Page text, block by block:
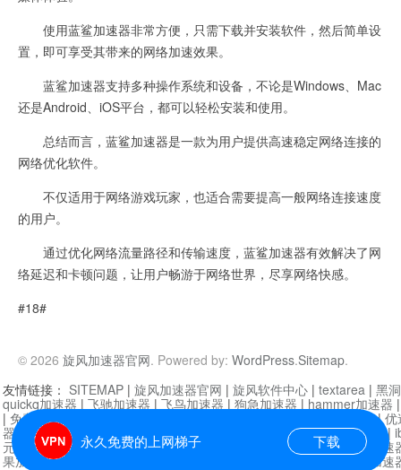
使用蓝鲨加速器非常方便，只需下载并安装软件，然后简单设
置，即可享受其带来的网络加速效果。
蓝鲨加速器支持多种操作系统和设备，不论是Windows、Mac
还是Android、iOS平台，都可以轻松安装和使用。
总结而言，蓝鲨加速器是一款为用户提供高速稳定网络连接的
网络优化软件。
不仅适用于网络游戏玩家，也适合需要提高一般网络连接速度
的用户。
通过优化网络流量路径和传输速度，蓝鲨加速器有效解决了网
络延迟和卡顿问题，让用户畅游于网络世界，尽享网络快感。
#18#
© 2026 旋风加速器官网. Powered by: WordPress.Sitemap.
永久免费的上网梯子 下载
友情链接： SITEMAP | 旋风加速器官网 | 旋风软件中心 | textarea | 黑
quickq加速器 | 飞驰加速器 | 飞鸟加速器 | 狗急加速器 | hammer加速器
| 免费vqn加速外网 迷雾通|优
器| 快柠檬加速器 |黑洞加速 |falemon 快橙加速器|anycast加速器 |
元机场加速器 |一元机场|老王加速器 | 白石山|
小牛加速
果加速器|黑洞加速
芒果加速